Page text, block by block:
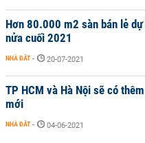
Hơn 80.000 m2 sàn bán lẻ
nửa cuối 2021
NHÀ ĐẤT - 20-07-2021
TP HCM và Hà Nội sẽ có
mới
NHÀ ĐẤT - 04-06-2021